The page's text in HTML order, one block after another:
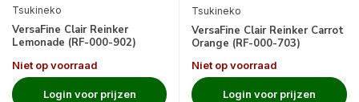
Tsukineko
VersaFine Clair Reinker
Lemonade (RF-000-902)
Niet op voorraad
Login voor prijzen
Tsukineko
VersaFine Clair Reinker Carrot
Orange (RF-000-703)
Niet op voorraad
Login voor prijzen